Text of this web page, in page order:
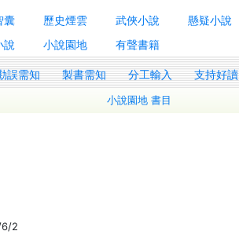
囊 歷史煙雲 武俠小說
懸疑小說
說 小說園地 有聲書籍
誤需知 製書需知 分工輸入 支持好讀
小說園地 書目
2